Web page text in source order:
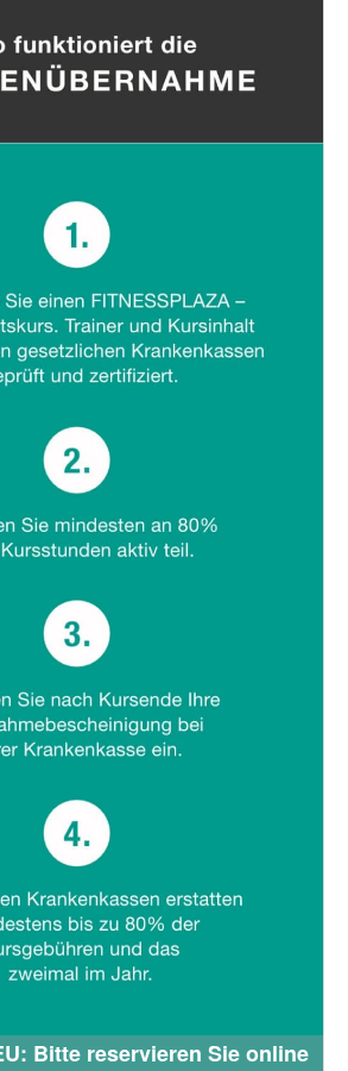
Bitte reservieren Sie online